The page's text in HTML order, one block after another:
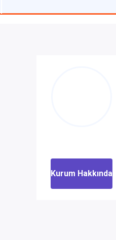
Kurum Hakkında